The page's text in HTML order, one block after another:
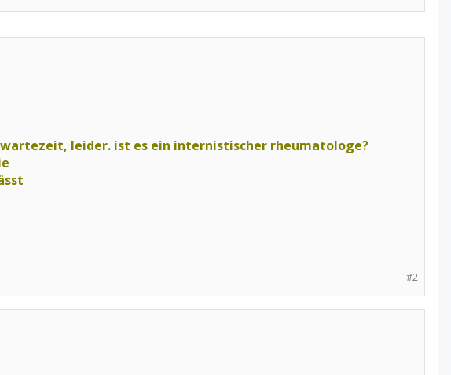
leider. ist es ein internistischer rheumatologe?
#2